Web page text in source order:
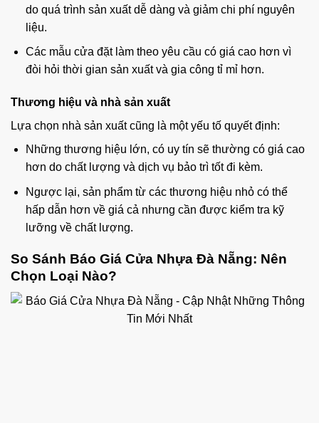
do quá trình sản xuất dễ dàng và giảm chi phí nguyên
liệu.
Các mẫu cửa đặt làm theo yêu cầu có giá cao hơn vì
đòi hỏi thời gian sản xuất và gia công tỉ mỉ hơn.
Thương hiệu và nhà sản xuất
Lựa chọn nhà sản xuất cũng là một yếu tố quyết định:
Những thương hiệu lớn, có uy tín sẽ thường có giá cao
hơn do chất lượng và dịch vụ bảo trì tốt đi kèm.
Ngược lại, sản phẩm từ các thương hiệu nhỏ có thể
hấp dẫn hơn về giá cả nhưng cần được kiểm tra kỹ
lưỡng về chất lượng.
So Sánh Báo Giá Cửa Nhựa Đà Nẵng: Nên
Chọn Loại Nào?